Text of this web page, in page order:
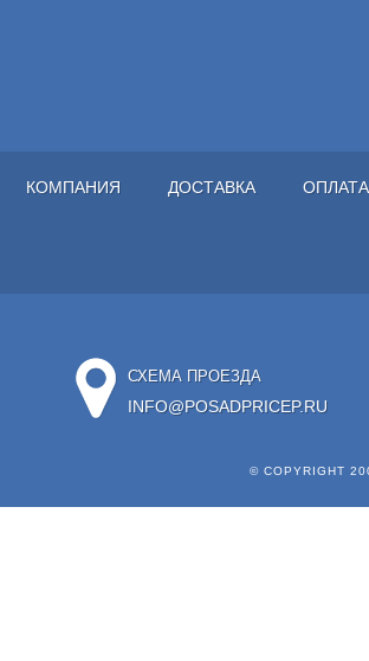
КОМПАНИЯ ДОСТАВКА ОПЛАТА
СХЕМА ПРОЕЗДА
INFO@POSADPRICEP.RU
© COPYRIGHT